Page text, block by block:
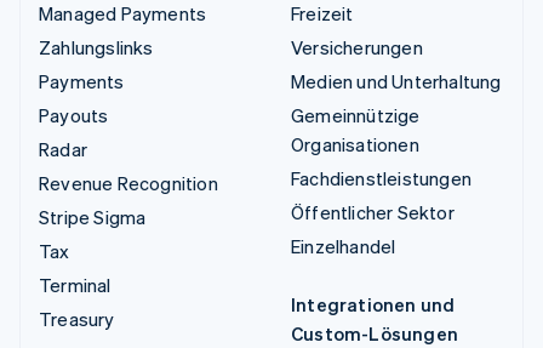
Managed Payments
Zahlungslinks
Payments
Payouts
Radar
Revenue Recognition
Stripe Sigma
Tax
Terminal
Treasury
Freizeit
Versicherungen
Medien und Unterhaltung
Gemeinnützige
Organisationen
Fachdienstleistungen
Öffentlicher Sektor
Einzelhandel
Integrationen und
Custom-Lösungen